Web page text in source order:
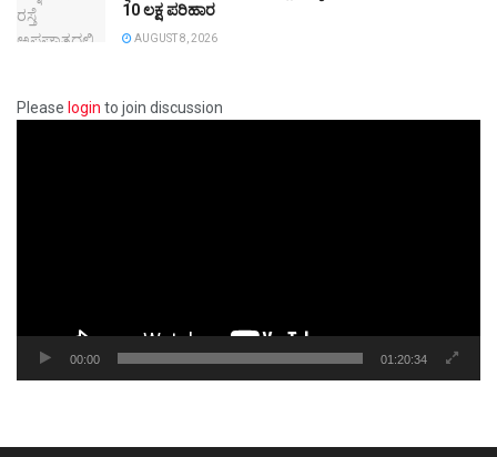
10 ಲಕ್ಷ ಪರಿಹಾರ
AUGUST 8, 2026
Please login to join discussion
00:00 01:20:34